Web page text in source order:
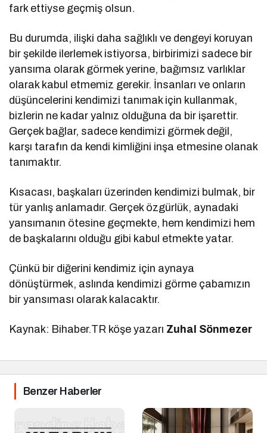
fark ettiyse geçmiş olsun.
Bu durumda, ilişki daha sağlıklı ve dengeyi koruyan
bir şekilde ilerlemek istiyorsa, birbirimizi sadece bir
yansıma olarak görmek yerine, bağımsız varlıklar
olarak kabul etmemiz gerekir. İnsanları ve onların
düşüncelerini kendimizi tanımak için kullanmak,
bizlerin ne kadar yalnız olduğuna da bir işarettir.
Gerçek bağlar, sadece kendimizi görmek değil,
karşı tarafın da kendi kimliğini inşa etmesine olanak
tanımaktır.
Kısacası, başkaları üzerinden kendimizi bulmak, bir
tür yanlış anlamadır. Gerçek özgürlük, aynadaki
yansımanın ötesine geçmekte, hem kendimizi hem
de başkalarını olduğu gibi kabul etmekte yatar.
Çünkü bir diğerini kendimiz için aynaya
dönüştürmek, aslında kendimizi görme çabamızın
bir yansıması olarak kalacaktır.
Kaynak: Bihaber.TR köşe yazarı Zuhal Sönmezer
Benzer Haberler